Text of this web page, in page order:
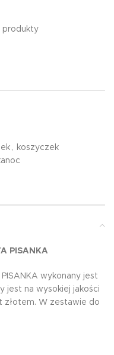
produkty
,
koszyczek
PISANKA
wykonany jest
jest na wysokiej jakości
złotem. W zestawie do